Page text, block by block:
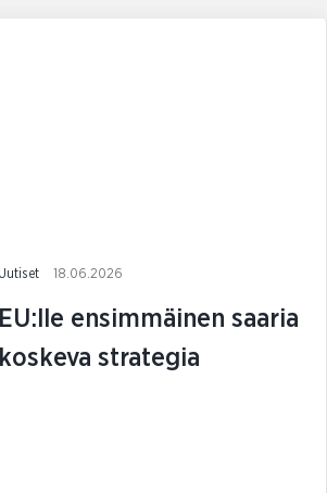
Uutiset 18.06.2026
EU:lle ensimmäinen saaria
koskeva strategia